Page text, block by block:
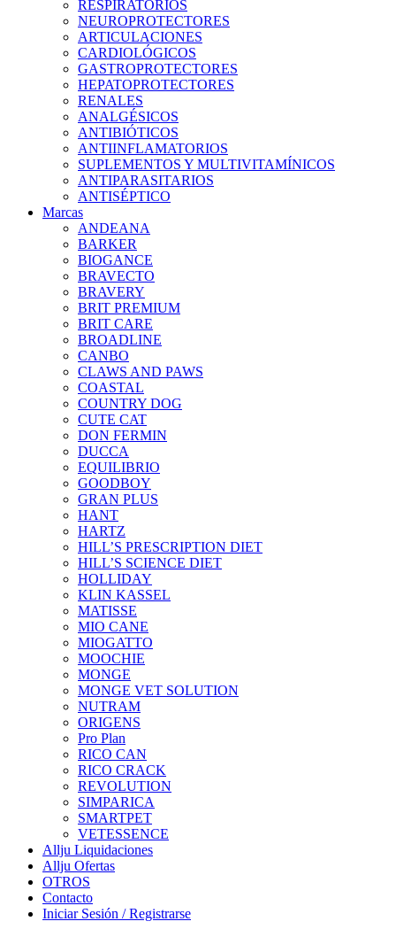
RESPIRATORIOS
NEUROPROTECTORES
ARTICULACIONES
CARDIOLÓGICOS
GASTROPROTECTORES
HEPATOPROTECTORES
RENALES
ANALGÉSICOS
ANTIBIÓTICOS
ANTIINFLAMATORIOS
SUPLEMENTOS Y MULTIVITAMÍNICOS
ANTIPARASITARIOS
ANTISÉPTICO
Marcas
ANDEANA
BARKER
BIOGANCE
BRAVECTO
BRAVERY
BRIT PREMIUM
BRIT CARE
BROADLINE
CANBO
CLAWS AND PAWS
COASTAL
COUNTRY DOG
CUTE CAT
DON FERMIN
DUCCA
EQUILIBRIO
GOODBOY
GRAN PLUS
HANT
HARTZ
HILL’S PRESCRIPTION DIET
HILL’S SCIENCE DIET
HOLLIDAY
KLIN KASSEL
MATISSE
MIO CANE
MIOGATTO
MOOCHIE
MONGE
MONGE VET SOLUTION
NUTRAM
ORIGENS
Pro Plan
RICO CAN
RICO CRACK
REVOLUTION
SIMPARICA
SMARTPET
VETESSENCE
Allju Liquidaciones
Allju Ofertas
OTROS
Contacto
Iniciar Sesión / Registrarse